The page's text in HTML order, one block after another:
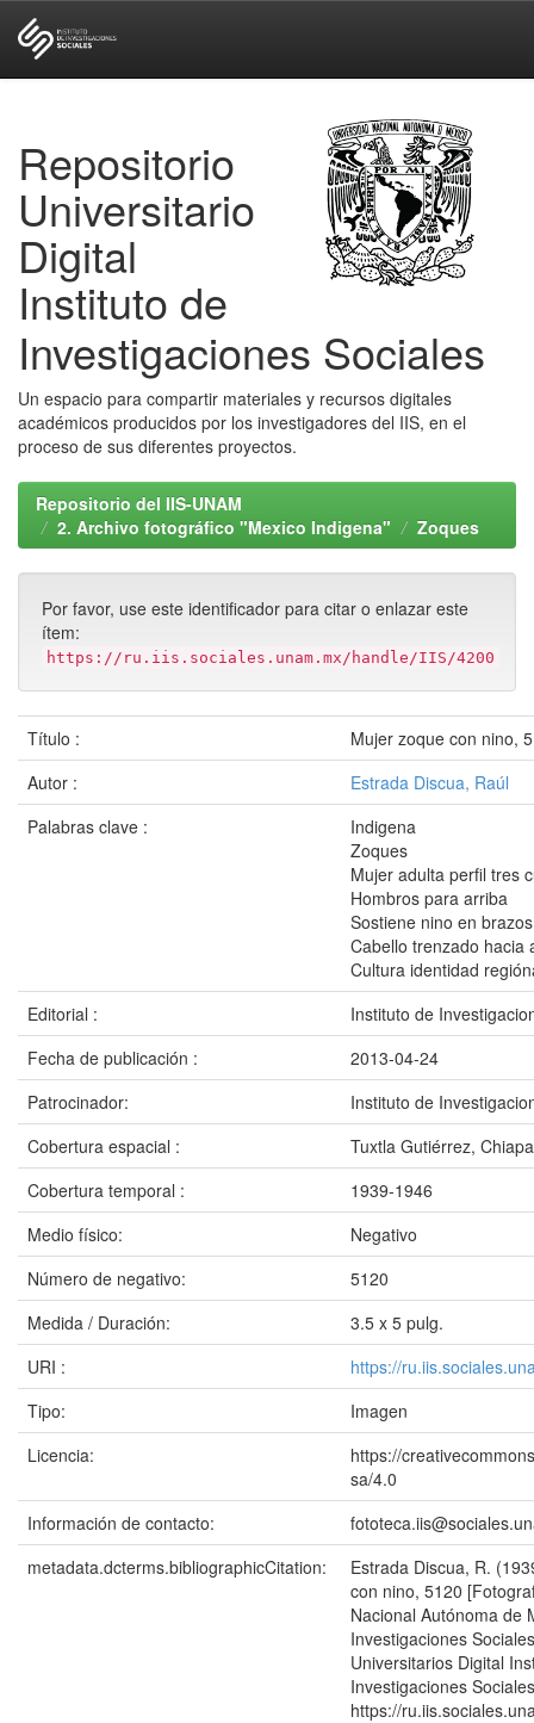
Repositorio
Universitario
Digital
Instituto de
Investigaciones Sociales
Un espacio para compartir materiales y recursos digitales
académicos producidos por los investigadores del IIS, en el
proceso de sus diferentes proyectos.
Repositorio del IIS-UNAM
2. Archivo fotográfico "Mexico Indigena"
Zoques
Por favor, use este identificador para citar o enlazar este
ítem:
https://ru.iis.sociales.unam.mx/handle/IIS/4200
Título :
Mujer zoque con nino,
Autor :
Estrada Discua, Raúl
Palabras clave :
Indigena
Zoques
Mujer adulta perfil tres
Hombros para arriba
Sostiene nino en brazos
Cabello trenzado hacia
Cultura identidad
Editorial :
Instituto de
Fecha de publicación :
2013-04-24
Patrocinador:
Instituto de
Cobertura espacial :
Tuxtla Gutiérrez,
Cobertura temporal :
1939-1946
Medio físico:
Negativo
Número de negativo:
5120
Medida / Duración:
3.5 x 5 pulg.
URI :
https://
Tipo:
Imagen
Licencia:
https://
sa/4.0
Información de contacto:
metadata.dcterms.bibliographicCitation:
Estrada Discua, R.
con nino, 5120
Nacional Autónoma de
Investigaciones
Universitarios Digital
Investigaciones
https://